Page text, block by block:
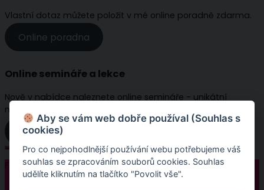
Vlastní dotaz můžete položit v mé online poradně zdarma.
Online poradna
Online semináře a lekce
Nově v nabídce naleznete online semináře - unikátní
multimediální lekce.
Online semináře
Follow:
Aby se vám web dobře používal (Souhlas s
cookies)
Pro co nejpohodlnější používání webu potřebujeme váš
souhlas se zpracováním souborů cookies. Souhlas
udělíte kliknutím na tlačítko "Povolit vše".